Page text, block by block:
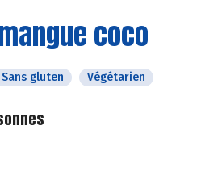
coco
Sans gluten Végétarien